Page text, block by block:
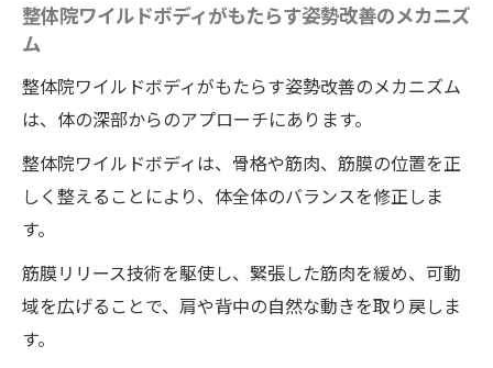
整体院ワイルドボディがもたらす姿勢改善のメカニズ
ム
整体院ワイルドボディがもたらす姿勢改善のメカニズム
は、体の深部からのアプローチにあります。
整体院ワイルドボディは、骨格や筋肉、筋膜の位置を正
しく整えることにより、体全体のバランスを修正しま
す。
筋膜リリース技術を駆使し、緊張した筋肉を緩め、可動
域を広げることで、肩や背中の自然な動きを取り戻しま
す。